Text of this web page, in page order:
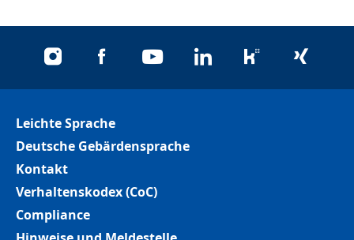
instagramfacebookyoutubelinkedinkununuxing
Leichte Sprache
Deutsche Gebärdensprache
Kontakt
Verhaltenskodex (CoC)
Compliance